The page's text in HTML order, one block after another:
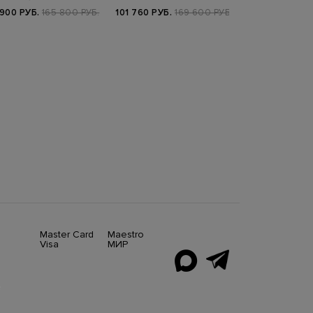
РУБ. 165 800 РУБ. 101 760 РУБ. 169 600 РУБ.
Master Card
Visa
Maestro
МИР